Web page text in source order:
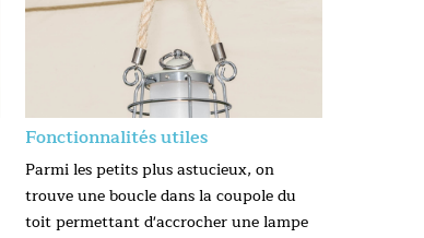
Fonctionnalités utiles
Parmi les petits plus astucieux, on
trouve une boucle dans la coupole du
toit permettant d'accrocher une lampe